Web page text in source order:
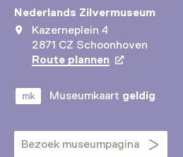
Nederlands Zilvermuseum
Kazerneplein 4
2871 CZ Schoonhoven
Route plannen Opent in een
Museumkaart geldig
Bezoek museumpagina